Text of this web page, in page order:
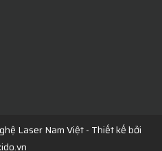
Laser Nam Việt - Thiết kế bởi